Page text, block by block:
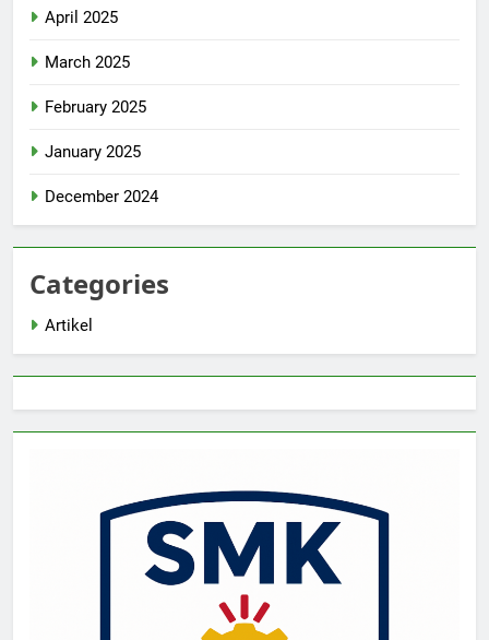
April 2025
March 2025
February 2025
January 2025
December 2024
Categories
Artikel